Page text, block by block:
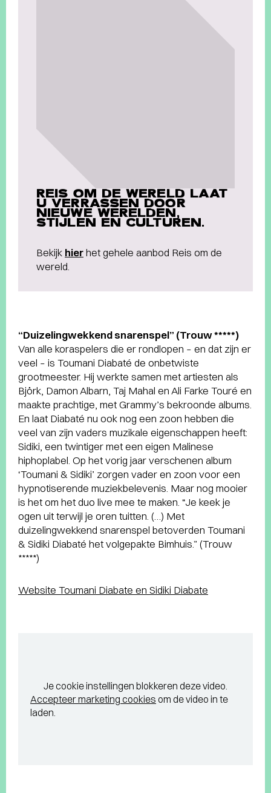
REIS OM DE WERELD LAAT
U VERRASSEN DOOR
NIEUWE WERELDEN,
STIJLEN EN CULTUREN.
Bekijk hierhet gehele aanbod Reis om de
wereld.
“Duizelingwekkend snarenspel” (Trouw *****)
Van alle koraspelers die er rondlopen – en dat zijn er
veel – is Toumani Diabaté de onbetwiste
grootmeester. Hij werkte samen met artiesten als
Björk, Damon Albarn, Taj Mahal en Ali Farke Touré en
maakte prachtige, met Grammy’s bekroonde albums.
En laat Diabaté nu ook nog een zoon hebben die
veel van zijn vaders muzikale eigenschappen heeft:
Sidiki, een twintiger met een eigen Malinese
hiphoplabel. Op het vorig jaar verschenen album
‘Toumani & Sidiki’ zorgen vader en zoon voor een
hypnotiserende muziekbelevenis. Maar nog mooier
is het om het duo live mee te maken. “Je keek je
ogen uit terwijl je oren tuitten. (…) Met
duizelingwekkend snarenspel betoverden Toumani
& Sidiki Diabaté het volgepakte Bimhuis.” (Trouw
*****)
Website Toumani Diabate en Sidiki Diabate
Je cookie instellingen blokkeren deze video.
Accepteer marketing cookies om de video in te
laden.